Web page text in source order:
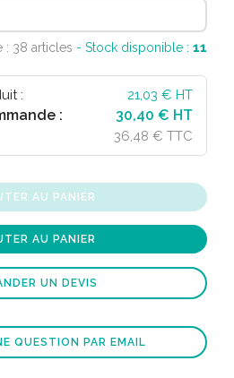
: 38 articles - Stock disponible : 11
: 21,03 € HT
: 30,40 € HT
36,48 € TTC
AU PANIER
AU PANIER
UN DEVIS
QUESTION PAR EMAIL